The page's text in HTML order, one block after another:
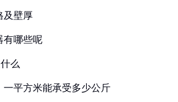
及壁厚
有哪些呢
么
一平方米能承受多少公斤